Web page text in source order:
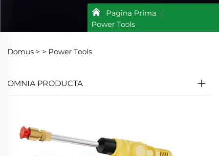
Pagina Prima
Power Tools
Domus > > Power Tools
OMNIA PRODUCTA